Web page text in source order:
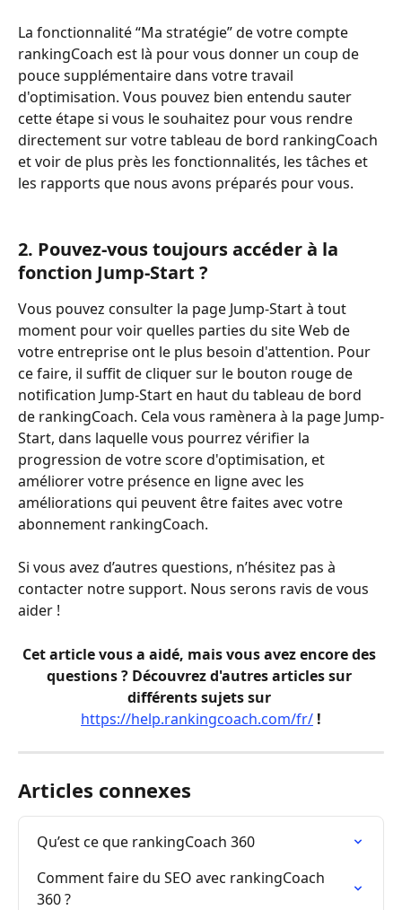
La fonctionnalité “Ma stratégie” de votre compte
rankingCoach est là pour vous donner un coup de
pouce supplémentaire dans votre travail
d'optimisation. Vous pouvez bien entendu sauter
cette étape si vous le souhaitez pour vous rendre
directement sur votre tableau de bord rankingCoach
et voir de plus près les fonctionnalités, les tâches et
les rapports que nous avons préparés pour vous.
2. Pouvez-vous toujours accéder à la
fonction Jump-Start ?
Vous pouvez consulter la page Jump-Start à tout
moment pour voir quelles parties du site Web de
votre entreprise ont le plus besoin d'attention. Pour
ce faire, il suffit de cliquer sur le bouton rouge de
notification Jump-Start en haut du tableau de bord
de rankingCoach. Cela vous ramènera à la page Jump-
Start, dans laquelle vous pourrez vérifier la
progression de votre score d'optimisation, et
améliorer votre présence en ligne avec les
améliorations qui peuvent être faites avec votre
abonnement rankingCoach.
Si vous avez d’autres questions, n’hésitez pas à
contacter notre support. Nous serons ravis de vous
aider !
Cet article vous a aidé, mais vous avez encore des
questions ? Découvrez d'autres articles sur
différents sujets sur
https://help.rankingcoach.com/fr/ !
Articles connexes
Qu’est ce que rankingCoach 360
Comment faire du SEO avec rankingCoach
360 ?